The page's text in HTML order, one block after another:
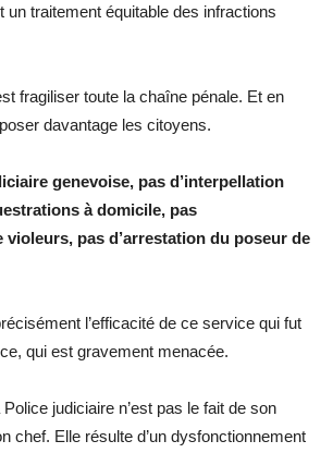
un traitement équitable des infractions
fragiliser toute la chaîne pénale. Et en
davantage les citoyens.
genevoise, pas d’interpellation
à domicile, pas
violeurs, pas d’arrestation du poseur de
l’efficacité de ce service qui fut
, qui est gravement menacée.
Police judiciaire n’est pas le fait de son
chef. Elle résulte d’un dysfonctionnement